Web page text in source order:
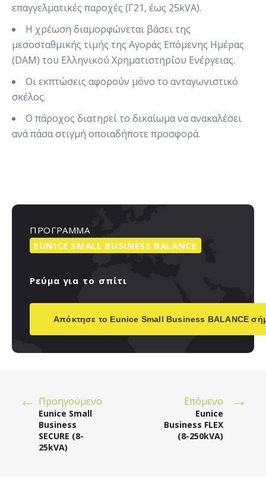
επαγγελματικές παροχές (Γ21, έως 25kVA).
Η χρέωση διαμορφώνεται βάσει της
μεσοσταθμικής τιμής της Αγοράς Επόμενης Ημέρας
(DAM) του Ελληνικού Χρηματιστηρίου Ενέργειας.
Οι εκπτώσεις αφορούν μόνο το ανταγωνιστικό
σκέλος.
Ο πάροχος διατηρεί το δικαίωμα να ανακαλέσει
ανά πάσα στιγμή οποιαδήποτε προσφορά.
ΠΡΟΓΡΑΜΜΑ
EUNICE SMALL BUSINESS BALANCE
Ρεύμα για το σπίτι
Απόκτησε το Eunice Small Business BALANCE
Προηγούμενο
Eunice Small
Business
SECURE (8-
25kVA)
Επόμενο
Eunice
Business FLEX
(8-250kVA)